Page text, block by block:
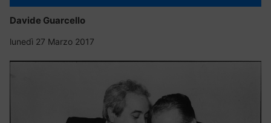
Davide Guarcello
lunedì 27 Marzo 2017